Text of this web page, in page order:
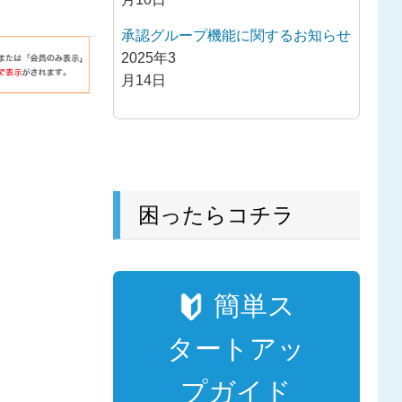
承認グループ機能に関するお知らせ
2025年3
月14日
困ったらコチラ
簡単ス
タートアッ
プガイド